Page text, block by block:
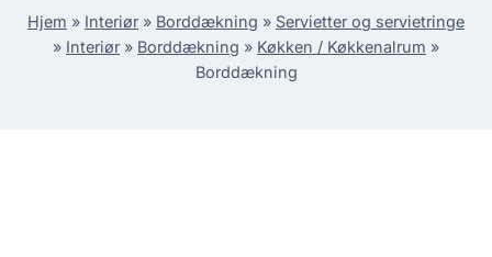
Hjem » Interiør » Borddækning » Servietter og servietringe
» Interiør » Borddækning » Køkken / Køkkenalrum »
Borddækning